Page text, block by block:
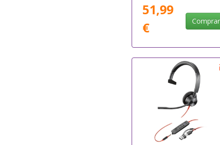
51,99
€
Comprar